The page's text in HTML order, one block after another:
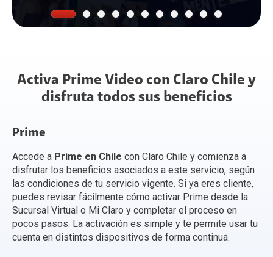
Activa Prime Video con Claro Chile y
disfruta todos sus beneficios
Prime
Accede a Prime en Chile con Claro Chile y comienza a
disfrutar los beneficios asociados a este servicio, según
las condiciones de tu servicio vigente. Si ya eres cliente,
puedes revisar fácilmente cómo activar Prime desde la
Sucursal Virtual o Mi Claro y completar el proceso en
pocos pasos. La activación es simple y te permite usar tu
cuenta en distintos dispositivos de forma continua.